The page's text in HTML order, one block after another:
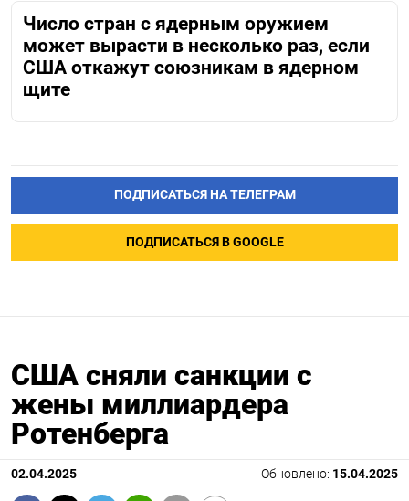
Число стран с ядерным оружием
может вырасти в несколько раз, если
США откажут союзникам в ядерном
щите
ПОДПИСАТЬСЯ НА ТЕЛЕГРАМ
ПОДПИСАТЬСЯ В GOOGLE
США сняли санкции с
жены миллиардера
Ротенберга
02.04.2025 Обновлено: 15.04.2025